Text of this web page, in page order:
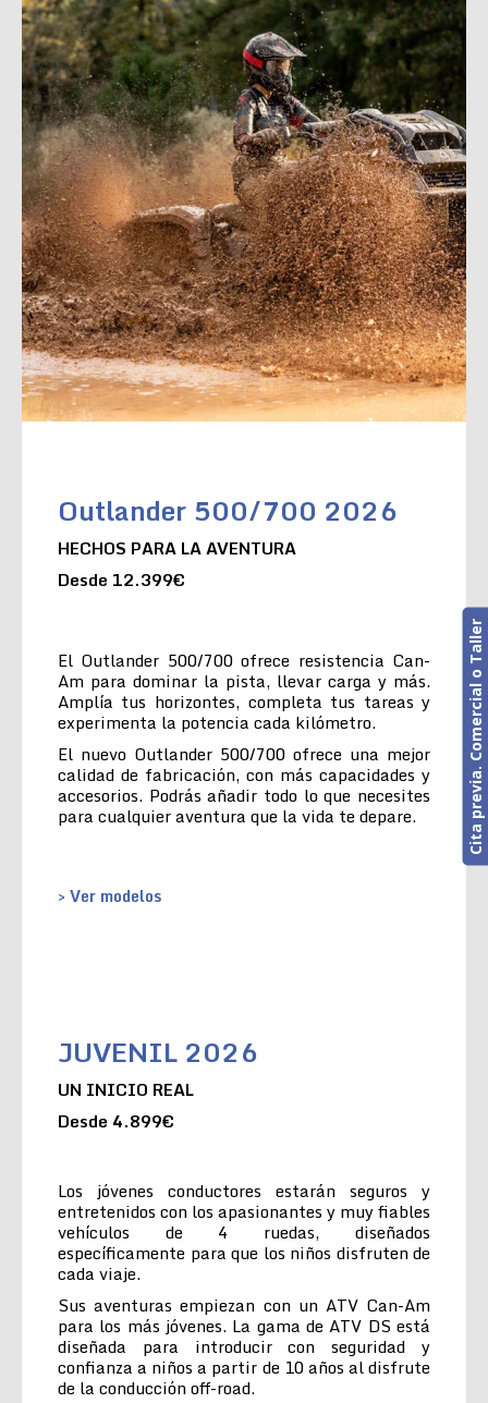
Outlander 500/700 2026
HECHOS PARA LA AVENTURA
Desde 12.399€
El Outlander 500/700 ofrece resistencia Can-
Am para dominar la pista, llevar carga y más.
Amplía tus horizontes, completa tus tareas y
experimenta la potencia cada kilómetro.
El nuevo Outlander 500/700 ofrece una mejor
calidad de fabricación, con más capacidades y
accesorios. Podrás añadir todo lo que necesites
para cualquier aventura que la vida te depare.
> Ver modelos
JUVENIL 2026
UN INICIO REAL
Desde 4.899€
Los jóvenes conductores estarán seguros y
entretenidos con los apasionantes y muy fiables
vehículos de 4 ruedas, diseñados
específicamente para que los niños disfruten de
cada viaje.
Sus aventuras empiezan con un ATV Can-Am
para los más jóvenes. La gama de ATV DS está
diseñada para introducir con seguridad y
confianza a niños a partir de 10 años al disfrute
de la conducción off-road.
Cita previa. Comercial o Taller